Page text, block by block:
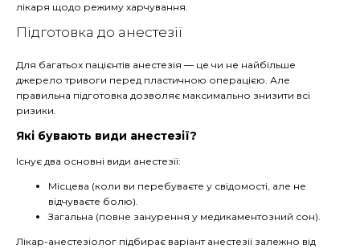
лікаря щодо режиму харчування.
Підготовка до анестезії
Для багатьох пацієнтів анестезія — це чи не найбільше
джерело тривоги перед пластичною операцією. Але
правильна підготовка дозволяє максимально знизити всі
ризики.
Які бувають види анестезії?
Існує два основні види анестезії:
Місцева (коли ви перебуваєте у свідомості, але не
відчуваєте болю).
Загальна (повне занурення у медикаментозний сон).
Лікар-анестезіолог підбирає варіант анестезії залежно від